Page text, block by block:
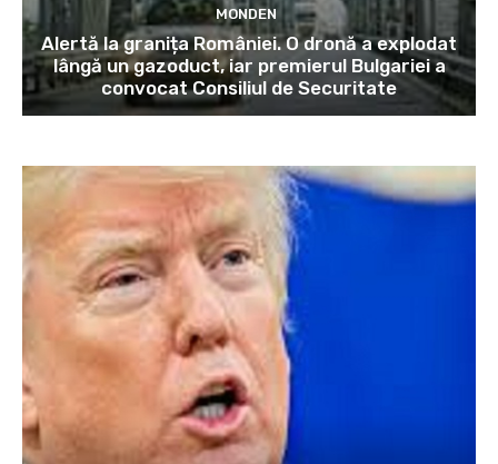
MONDEN
Alertă la granița României. O dronă a explodat
lângă un gazoduct, iar premierul Bulgariei a
convocat Consiliul de Securitate